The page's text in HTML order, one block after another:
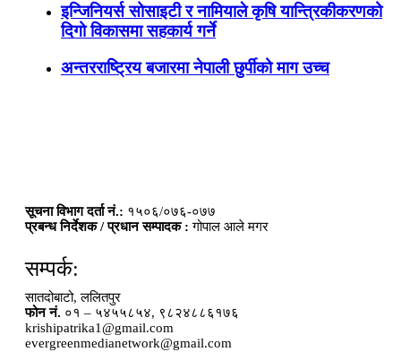
इन्जिनियर्स सोसाइटी र नामियाले कृषि यान्त्रिकीकरणको
दिगो विकासमा सहकार्य गर्ने
अन्तरराष्ट्रिय बजारमा नेपाली छुर्पीको माग उच्च
सूचना विभाग दर्ता नं.: १५०६/०७६-०७७
प्रबन्ध निर्देशक / प्रधान सम्पादक : गोपाल आले मगर
सम्पर्क:
सातदोबाटो, ललितपुर
फोन नं. ०१ – ५४५५८५४, ९८२४८८६१७६
krishipatrika1@gmail.com
evergreenmedianetwork@gmail.com